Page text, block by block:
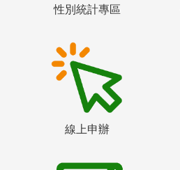
性別統計專區
線上申辦